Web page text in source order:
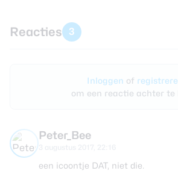
Reacties 3
Inloggen of
om een reactie achter te
Peter_Bee
een icoontje DAT, niet die.